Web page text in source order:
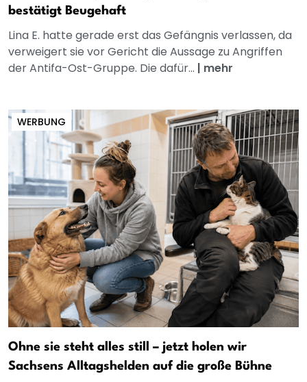
bestätigt Beugehaft
Lina E. hatte gerade erst das Gefängnis verlassen, da
verweigert sie vor Gericht die Aussage zu Angriffen
der Antifa-Ost-Gruppe. Die dafür... | mehr
WERBUNG
Ohne sie steht alles still – jetzt holen wir
Sachsens Alltagshelden auf die große Bühne